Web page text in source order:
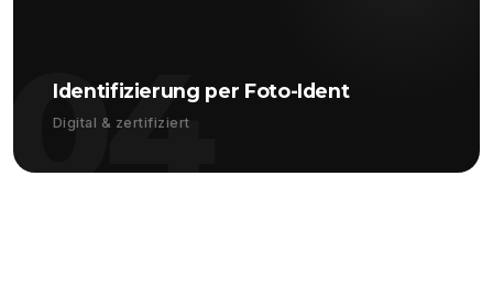
04
Identifizierung per Foto-Ident
Digital & zertifiziert